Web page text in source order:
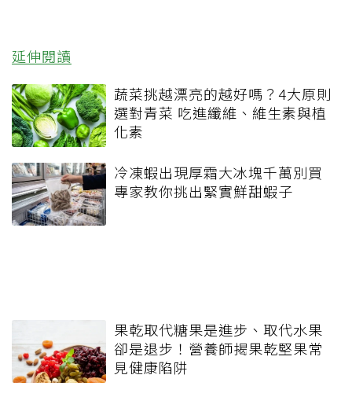
延伸閱讀
蔬菜挑越漂亮的越好嗎？4大原則
選對青菜 吃進纖維、維生素與植
化素
冷凍蝦出現厚霜大冰塊千萬別買
專家教你挑出緊實鮮甜蝦子
果乾取代糖果是進步、取代水果
卻是退步！營養師揭果乾堅果常
見健康陷阱